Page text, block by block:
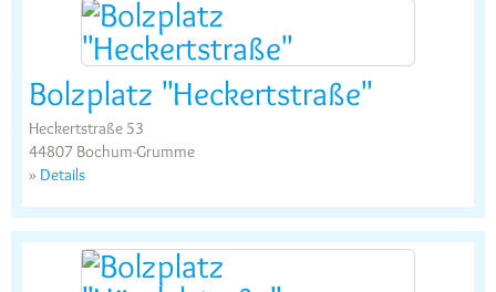
Bolzplatz "Heckertstraße"
Heckertstraße 53
44807 Bochum-Grumme
» Details